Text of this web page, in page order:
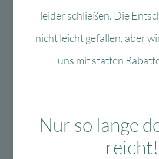
leider schließen. Die
nicht leicht gefallen, aber
uns mit statten
Nur so lange
reicht!